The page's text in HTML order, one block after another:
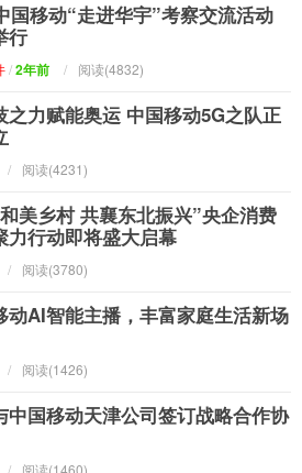
国移动“走进华宇”考察交流活动
行
/2年前 / 阅读(4832)
之力赋能奥运 中国移动5G之队正
/ 阅读(4231)
美乡村 共襄东北振兴”央企消费
力行动即将盛大启幕
/ 阅读(3780)
动AI智能主播，丰富家庭生活新场
/ 阅读(1426)
中国移动天津公司签订战略合作协
/ 阅读(1460)